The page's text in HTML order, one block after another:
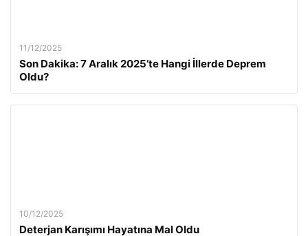
11/12/2025
Son Dakika: 7 Aralık 2025’te Hangi İllerde Deprem
Oldu?
10/12/2025
Deterjan Karışımı Hayatına Mal Oldu